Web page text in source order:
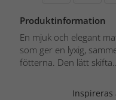
Produktinformation
En mjuk och elegant
som ger en lyxig,
fötterna. Den lätt
Inspireras